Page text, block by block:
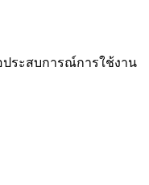
ประสบการณ์การใช้งาน